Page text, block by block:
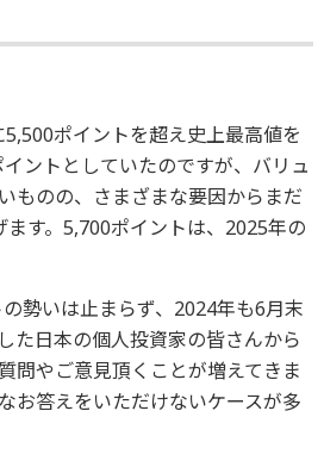
ポイントを超え史上最高値を
ントとしていたのですが、バリュ
ものの、さまざまな要因からまだ
す。5,700ポイントは、2025年の
勢いは止まらず、2024年も6月末
た日本の個人投資家の皆さんから
問やご意見頂くことが増えてきま
お答えをいただけないケースが多